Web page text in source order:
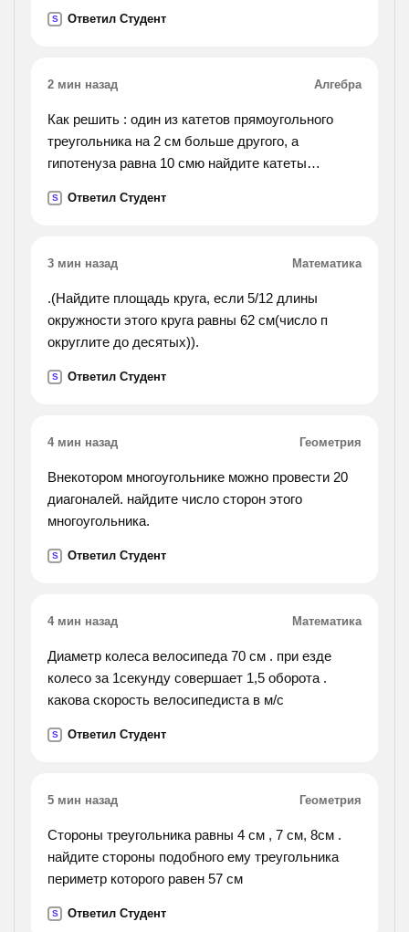
хирургическом отделении. 6)на конференции
7)основание гортани образует перстневидный
хрящ, напоминающий перстень с печаткой.
премиями удостоены более 100 человек. 9)мы
тракторы. 10)хотя в году мы и неплохо
S Ответил Студент
2 мин назад Алгебра
Как решить : один из катетов прямоугольного
треугольника на 2 см больше другого, а
гипотенуза равна 10 смю найдите катеты
S Ответил Студент
3 мин назад Математика
.(Найдите площадь круга, если 5/12 длины
окружности этого круга равны 62 см(число п
округлите до десятых)).
S Ответил Студент
4 мин назад Геометрия
Внекотором многоугольнике можно провести 20
диагоналей. найдите число сторон этого
многоугольника.
S Ответил Студент
4 мин назад Математика
Диаметр колеса велосипеда 70 см . при езде
колесо за 1секунду совершает 1,5 оборота .
какова скорость велосипедиста в м/с
S Ответил Студент
5 мин назад Геометрия
Стороны треугольника равны 4 см , 7 см, 8см .
найдите стороны подобного ему треугольника
периметр которого равен 57 см
S Ответил Студент